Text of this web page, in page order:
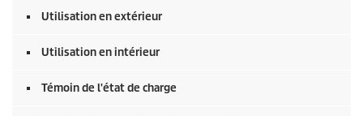
Utilisation en extérieur
Utilisation en intérieur
Témoin de l'état de charge